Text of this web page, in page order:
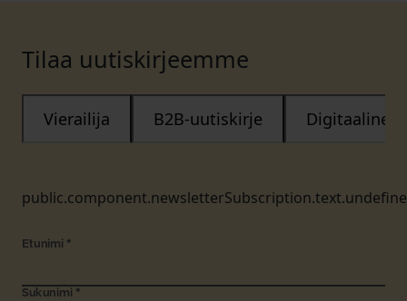
Tilaa uutiskirjeemme
Vierailija B2B-uutiskirje Digitaalinen
Etunimi *
Sukunimi *